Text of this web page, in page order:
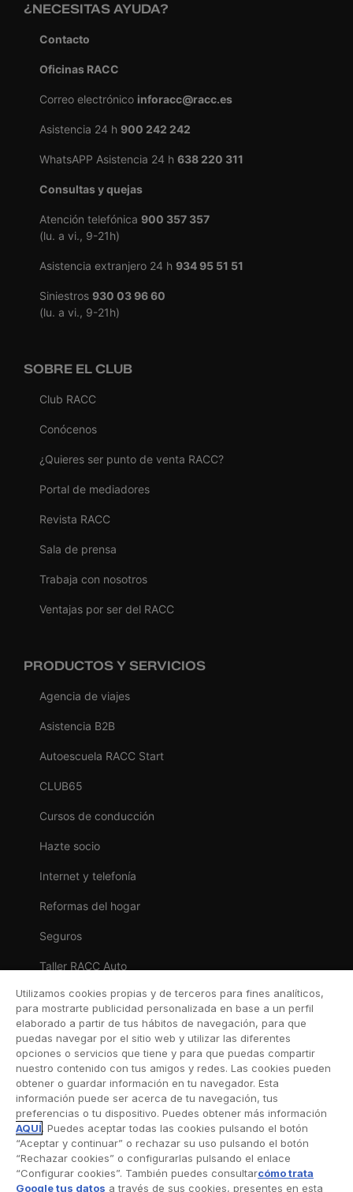
¿NECESITAS AYUDA?
Contacto
Oficinas RACC
Correo electrónico inforacc@racc.es
Asistencia 24 h 900 242 242
WhatsAPP Asistencia 24 h 638 220 311
Consultas y quejas
Atención telefónica 900 357 357
(lu. a vi., 9-21h)
Asistencia extranjero 24 h 934 95 51 51
Siniestros 930 03 96 60
(lu. a vi., 9-21h)
SOBRE EL CLUB
Club RACC
Conócenos
¿Quieres ser punto de venta RACC?
Portal de mediadores
Revista RACC
Sala de prensa
Trabaja con nosotros
Ventajas por ser del RACC
PRODUCTOS Y SERVICIOS
Agencia de viajes
Asistencia B2B
Autoescuela RACC Start
CLUB65
Cursos de conducción
Hazte socio
Internet y telefonía
Reformas del hogar
Seguros
Taller RACC Auto
Venta de coches
NUESTROS SEGUROS
Asistencia en carretera
Coche
Moto
Viaje
Utilizamos cookies propias y de terceros para fines analíticos,
para mostrarte publicidad personalizada en base a un perfil
elaborado a partir de tus hábitos de navegación, para que
puedas navegar por el sitio web y utilizar las diferentes
opciones o servicios que tiene y para que puedas compartir
nuestro contenido con tus amigos y redes. Las cookies pueden
obtener o guardar información en tu navegador. Esta
información puede ser acerca de tu navegación, tus
preferencias o tu dispositivo. Puedes obtener más información
AQUÍ. Puedes aceptar todas las cookies pulsando el botón
“Aceptar y continuar” o rechazar su uso pulsando el botón
“Rechazar cookies” o configurarlas pulsando el enlace
“Configurar cookies”. También puedes consultarcómo trata
Google tus datos a través de sus cookies, presentes en esta